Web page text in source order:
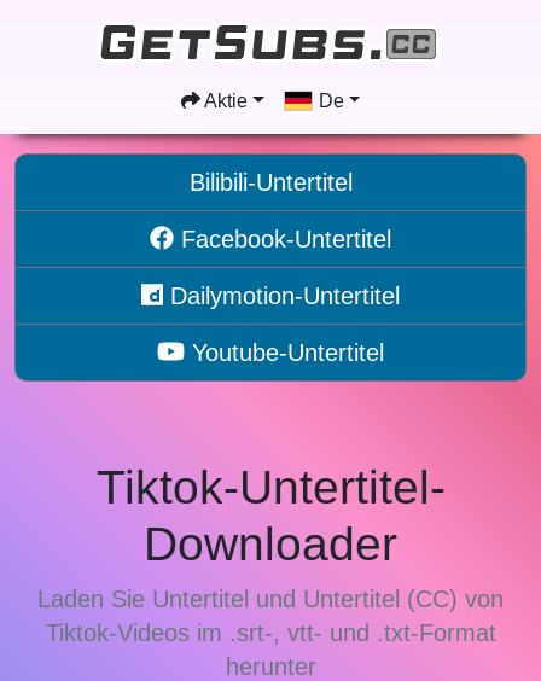
Aktie De
Bilibili-Untertitel
Facebook-Untertitel
Dailymotion-Untertitel
Youtube-Untertitel
Tiktok-Untertitel-
Downloader
Laden Sie Untertitel und Untertitel (CC) von
Tiktok-Videos im .srt-, vtt- und .txt-Format
herunter